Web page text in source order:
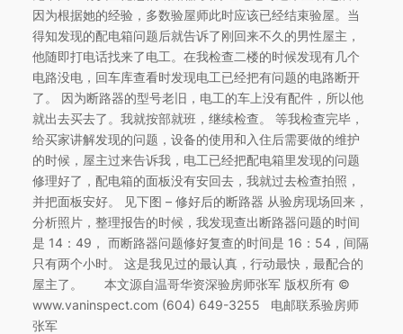
因为根据她的经验，多数验屋师此时应该已经结束验屋。当
得知发现的配电箱问题后就告诉了刚回来不久的男性屋主，
他随即打电话找来了电工。在我检查二楼的时候发现有几个
电路没电，回车库查看时发现电工已经把有问题的电路断开
了。 因为断路器的型号老旧，电工的车上没有配件，所以他
就出去买去了。我就按部就班，继续检查。 等我检查完毕，
给买家讲解发现的问题，设备的使用和入住后需要做的维护
的时候，屋主过来告诉我，电工已经把配电箱里发现的问题
修理好了，配电箱的面板没有安回去，我就过去检查拍照，
并把面板安好。 见下图 – 修好后的断路器 从验房现场回来，
分析照片，整理报告的时候，我发现查出断路器问题的时间
是 14：49， 而断路器问题修好复查的时间是 16：54，间隔
只有两个小时。 这是我见过的最认真，行动最快，最配合的
屋主了。 本文源自温哥华资深验房师张军 版权所有 ©
www.vaninspect.com (604) 649-3255 电邮联系验房师
张军